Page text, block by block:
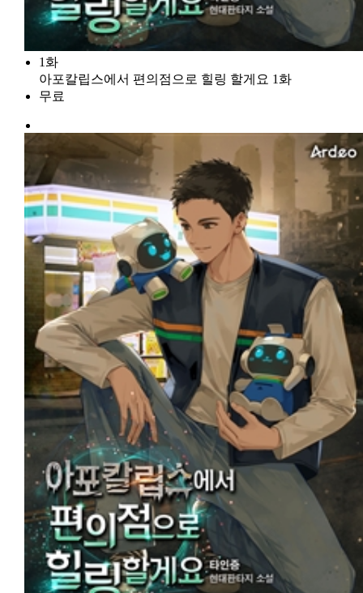
1화
아포칼립스에서 편의점으로 힐링 할게요 1화
무료